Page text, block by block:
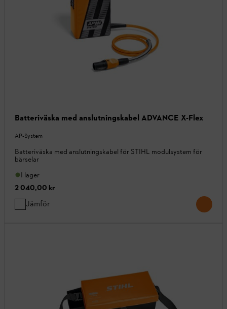
Batteriväska med anslutningskabel ADVANCE X-Flex
AP-System
Batteriväska med anslutningskabel för STIHL modulsystem för
bärselar
I lager
2 040,00 kr
Jämför